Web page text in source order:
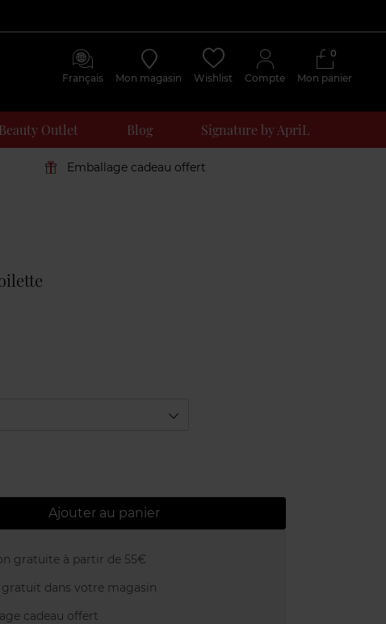
Français Mon magasin Wishlist Compte Mon panier
0
Beauty Outlet Blog Signature by ApriL
Emballage cadeau offert
Ajouter au panier
gratuite à partir de 55€
gratuit dans votre magasin
cadeau offert